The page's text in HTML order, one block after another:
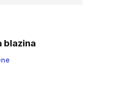
blazina
ocene